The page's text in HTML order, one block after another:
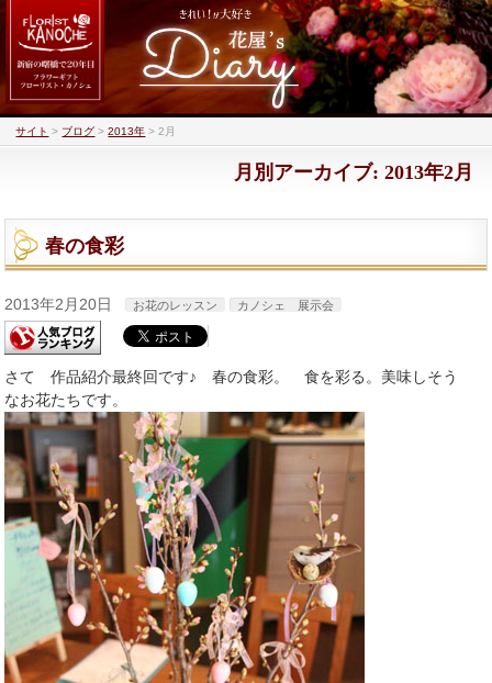
サイト > ブログ >2013年 >2月
月別アーカイブ: 2013年2月
春の食彩
2013年2月20日 お花のレッスン カノシェ 展示会
さて 作品紹介最終回です♪ 春の食彩。 食を彩る。美味しそう
なお花たちです。